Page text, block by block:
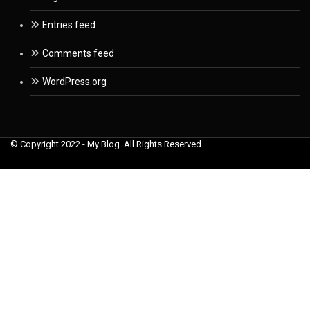
Entries feed
Comments feed
WordPress.org
© Copyright 2022 - My Blog. All Rights Reserved